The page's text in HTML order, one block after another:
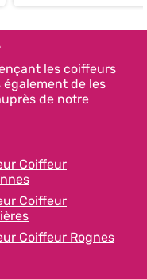
les coiffeurs
également de les
de notre
Coiffeur
Coiffeur
Coiffeur Rognes